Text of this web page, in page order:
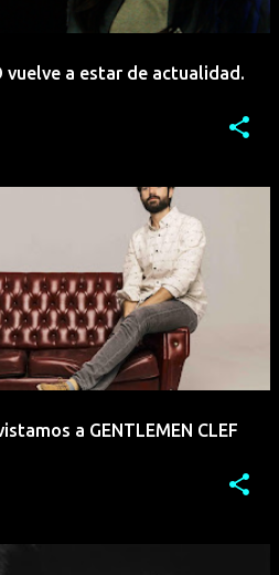
vuelve a estar de actualidad.
a GENTLEMEN CLEF